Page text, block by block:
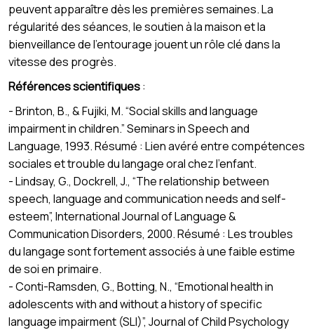
peuvent apparaître dès les premières semaines. La
régularité des séances, le soutien à la maison et la
bienveillance de l’entourage jouent un rôle clé dans la
vitesse des progrès.
Références scientifiques:
- Brinton, B., & Fujiki, M. “Social skills and language
impairment in children.” Seminars in Speech and
Language, 1993. Résumé : Lien avéré entre compétences
sociales et trouble du langage oral chez l’enfant.
- Lindsay, G., Dockrell, J., “The relationship between
speech, language and communication needs and self-
esteem”, International Journal of Language &
Communication Disorders, 2000. Résumé : Les troubles
du langage sont fortement associés à une faible estime
de soi en primaire.
- Conti-Ramsden, G., Botting, N., “Emotional health in
adolescents with and without a history of specific
language impairment (SLI)”, Journal of Child Psychology